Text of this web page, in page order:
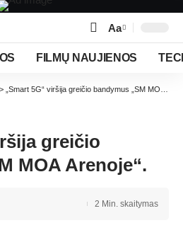
Aa
FILMŲ NAUJIENOS
> „Smart 5G“ viršija greičio bandymus „SM MOA Arenoje“.
greičio
MOA Arenoje“.
2 Min. skaitymas